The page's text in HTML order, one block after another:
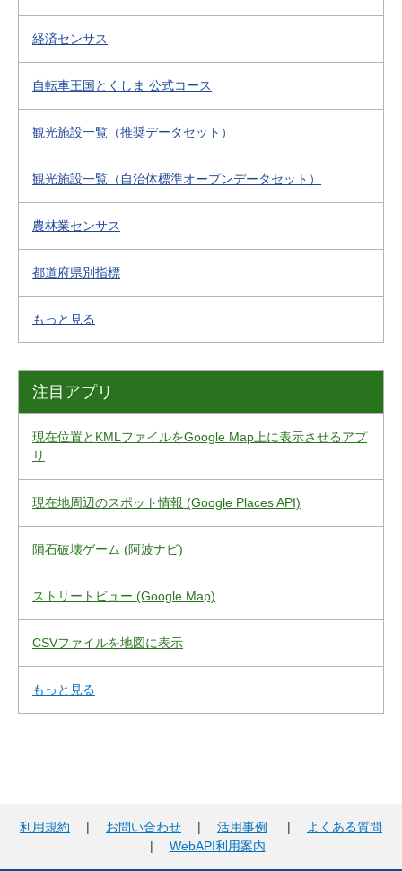
経済センサス
自転車王国とくしま 公式コース
観光施設一覧（推奨データセット）
観光施設一覧（自治体標準オープンデータセット）
農林業センサス
都道府県別指標
もっと見る
注目アプリ
現在位置とKMLファイルをGoogle Map上に表示させるアプ
リ
現在地周辺のスポット情報 (Google Places API)
隕石破壊ゲーム (阿波ナビ)
ストリートビュー (Google Map)
CSVファイルを地図に表示
もっと見る
利用規約 | お問い合わせ | 活用事例 |
よくある質問
| WebAPI利用案内